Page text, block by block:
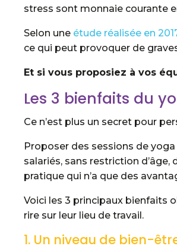
stress sont monnaie courante
Selon une étude réalisée en
ce qui peut provoquer de
Et si vous proposiez à vos
Les 3 bienfaits du
Ce n’est plus un secret pour
Proposer des sessions de
salariés, sans restriction
pratique qui n’a que des
Voici les 3 principaux bienfaits
rire sur leur lieu de travail.
1. Un niveau de bien-